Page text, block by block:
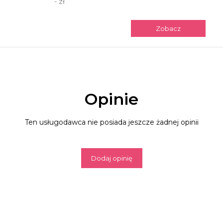
Zobacz
Opinie
Ten usługodawca nie posiada jeszcze żadnej opinii
Dodaj opinię